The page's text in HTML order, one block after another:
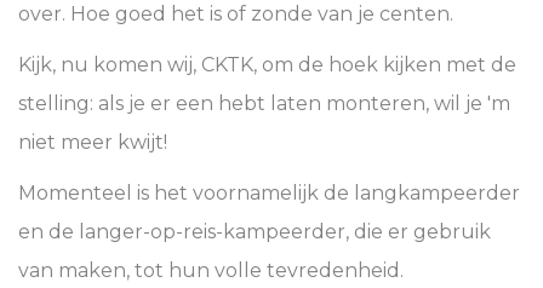
over. Hoe goed het is of zonde van je centen.
Kijk, nu komen wij, CKTK, om de hoek kijken met de
stelling: als je er een hebt laten monteren, wil je 'm
niet meer kwijt!
Momenteel is het voornamelijk de langkampeerder
en de langer-op-reis-kampeerder, die er gebruik
van maken, tot hun volle tevredenheid.